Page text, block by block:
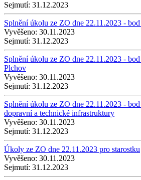
Sejmutí: 31.12.2023
Splnění úkolu ze ZO dne 22.11.2023 -
Vyvěšeno: 30.11.2023
Sejmutí: 31.12.2023
Splnění úkolu ze ZO dne 22.11.2023 -
Plchov
Vyvěšeno: 30.11.2023
Sejmutí: 31.12.2023
Splnění úkolu ze ZO dne 22.11.2023 -
dopravní a technické infrastruktury
Vyvěšeno: 30.11.2023
Sejmutí: 31.12.2023
Úkoly ze ZO dne 22.11.2023 pro starostku
Vyvěšeno: 30.11.2023
Sejmutí: 31.12.2023